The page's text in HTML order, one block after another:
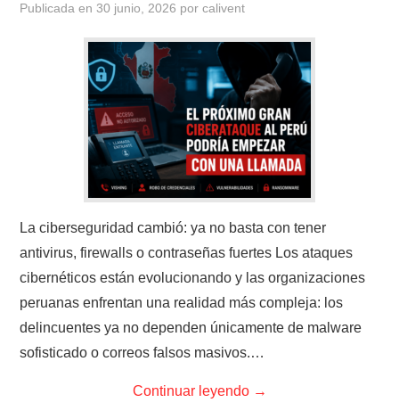
Publicada en30 junio, 2026 porcalivent
La ciberseguridad cambió: ya no basta con tener
antivirus, firewalls o contraseñas fuertes Los ataques
cibernéticos están evolucionando y las organizaciones
peruanas enfrentan una realidad más compleja: los
delincuentes ya no dependen únicamente de malware
sofisticado o correos falsos masivos.…
Continuar leyendo →